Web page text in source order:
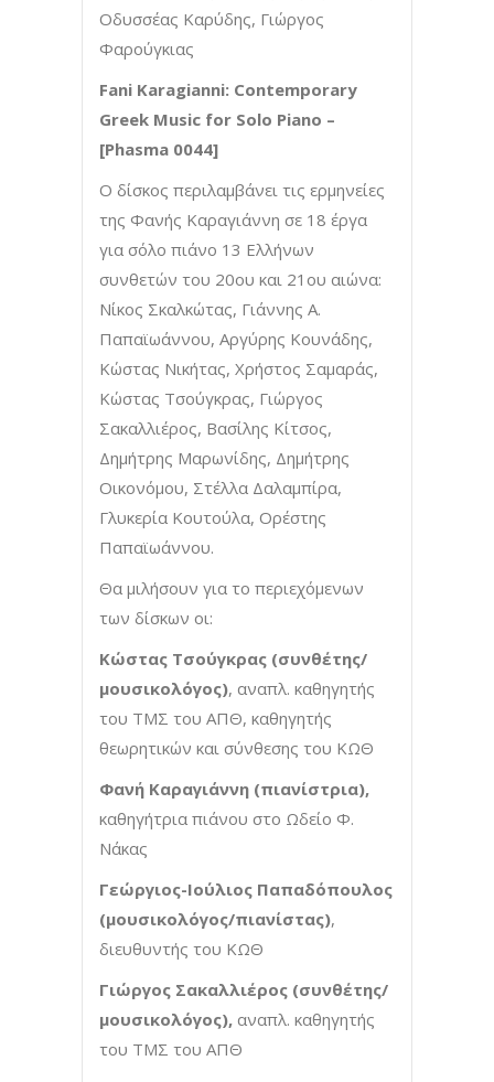
Οδυσσέας Καρύδης, Γιώργος
Φαρούγκιας
Fani Karagianni: Contemporary
Greek Music for Solo Piano –
[Phasma 0044]
Ο δίσκος περιλαμβάνει τις ερμηνείες
της Φανής Καραγιάννη σε 18 έργα
για σόλο πιάνο 13 Ελλήνων
συνθετών του 20ου και 21ου αιώνα:
Νίκος Σκαλκώτας, Γιάννης Α.
Παπαϊωάννου, Αργύρης Κουνάδης,
Κώστας Νικήτας, Χρήστος Σαμαράς,
Κώστας Τσούγκρας, Γιώργος
Σακαλλιέρος, Βασίλης Κίτσος,
Δημήτρης Μαρωνίδης, Δημήτρης
Οικονόμου, Στέλλα Δαλαμπίρα,
Γλυκερία Κουτούλα, Ορέστης
Παπαϊωάννου.
Θα μιλήσουν για το περιεχόμενων
των δίσκων οι:
Κώστας Τσούγκρας (συνθέτης/
μουσικολόγος), αναπλ. καθηγητής
του ΤΜΣ του ΑΠΘ, καθηγητής
θεωρητικών και σύνθεσης του ΚΩΘ
Φανή Καραγιάννη (πιανίστρια),
καθηγήτρια πιάνου στο Ωδείο Φ.
Νάκας
Γεώργιος-Ιούλιος Παπαδόπουλος
(μουσικολόγος/πιανίστας),
διευθυντής του ΚΩΘ
Γιώργος Σακαλλιέρος (συνθέτης/
μουσικολόγος), αναπλ. καθηγητής
του ΤΜΣ του ΑΠΘ